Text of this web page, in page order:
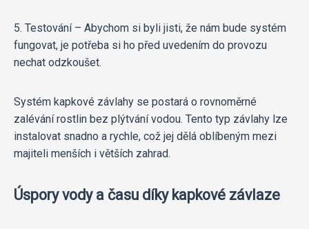
5. Testování – Abychom si byli jisti, že nám bude systém
fungovat, je potřeba si ho před uvedením do provozu
nechat odzkoušet.
Systém kapkové závlahy se postará o rovnoměrné
zalévání rostlin bez plýtvání vodou. Tento typ závlahy lze
instalovat snadno a rychle, což jej dělá oblíbeným mezi
majiteli menších i větších zahrad.
Úspory vody a času díky kapkové závlaze